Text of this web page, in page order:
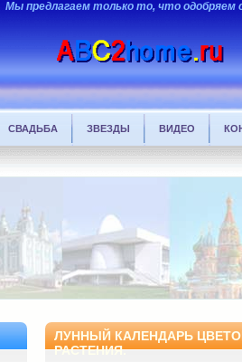
Мы предлагаем только то, что одобряем
СВАДЬБА ЗВЕЗДЫ ВИДЕО
ЛУННЫЙ КАЛЕНДАРЬ
РАСТЕНИЯ.